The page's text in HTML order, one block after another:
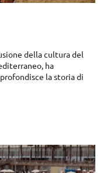
della cultura del
ha
la storia di